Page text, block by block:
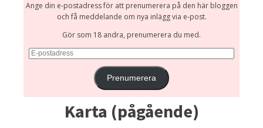
Ange din e-postadress för att prenumerera på den här bloggen
och få meddelande om nya inlägg via e-post.
Gör som 18 andra, prenumerera du med.
E-
Prenumerera
Karta (pågående)